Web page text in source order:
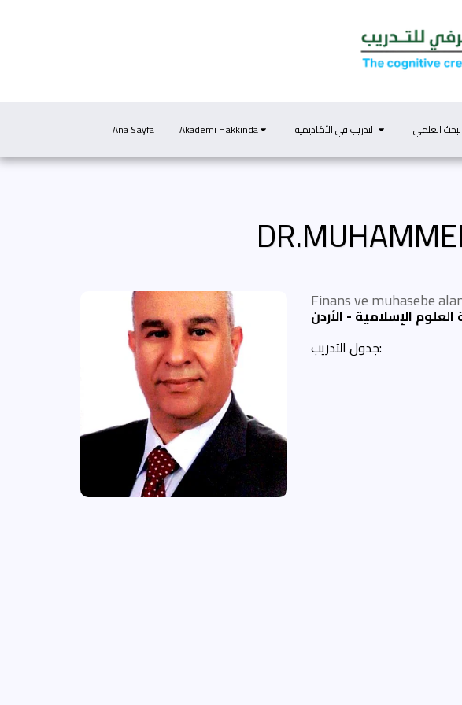
Ana Sayfa Akademi Hakkında التدريب في الأكاديمية العلمي
Finans ve muhasebe
الإسلامية - الأردن
جدول التدريب: